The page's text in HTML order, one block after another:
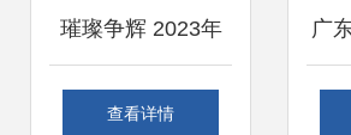
璀璨争辉 2023年
嘉德春季拍卖珠宝
查看详情
广
水